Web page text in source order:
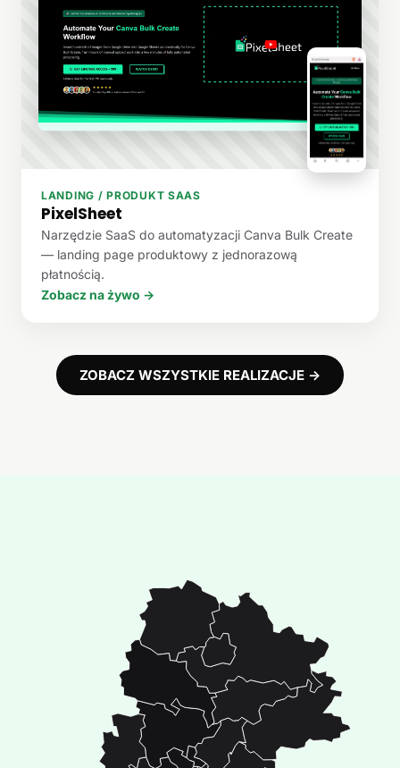
LANDING / PRODUKT SAAS
PixelSheet
Narzędzie SaaS do automatyzacji Canva Bulk Create
— landing page produktowy z jednorazową
płatnością.
Zobacz na żywo →
ZOBACZ WSZYSTKIE REALIZACJE →